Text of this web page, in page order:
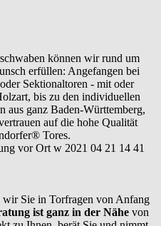
können wir rund um
erfüllen: Angefangen bei
Sektionaltoren - mit oder
bis zu den individuellen
aus ganz Baden-Württemberg,
auf die hohe Qualität
Tores.
wir Sie in Torfragen von Anfang
ist ganz in der Nähe von